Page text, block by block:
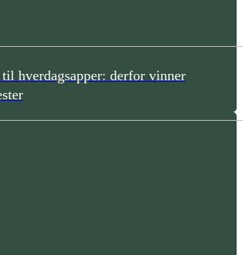
hverdagsapper: derfor vinner